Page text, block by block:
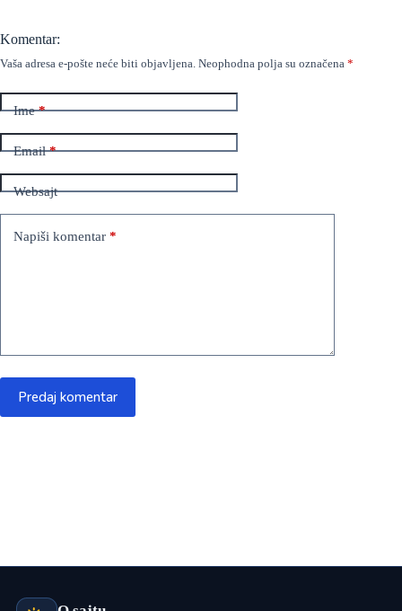
Komentar:
Vaša adresa e-pošte neće biti objavljena. Neophodna polja su označena *
Ime*
Email*
Websajt
Napiši komentar *
Predaj komentar